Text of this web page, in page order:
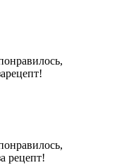
рецепт!